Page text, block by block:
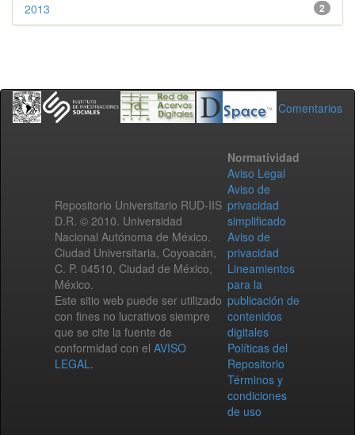
2
2013
Comentarios
Repositorio Universitario RUD-IIS
D.R. © 2010. Universidad
Nacional Autónoma de México.
Ciudad Universitaria, Coyoacán,
C. P. 04510, Ciudad de México,
México.
Este sitio web puede ser utilizado
con fines no lucrativos siempre
que se cite la fuente de
conformidad con el AVISO
LEGAL.
Normatividad
Aviso Legal
Aviso de
privacidad
simplificado
Aviso de
privacidad
Lineamientos
para la
publicación de
contenidos
digitales
Políticas del
Repositorio
Términos y
condiciones
de uso